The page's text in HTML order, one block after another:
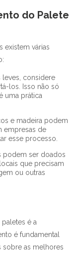
do Palete
existem várias
considere
los. Isso não só
uma prática
e madeira podem
empresas de
esse processo.
podem ser doados
que precisam
ou outras
é a
é fundamental
sobre as melhores